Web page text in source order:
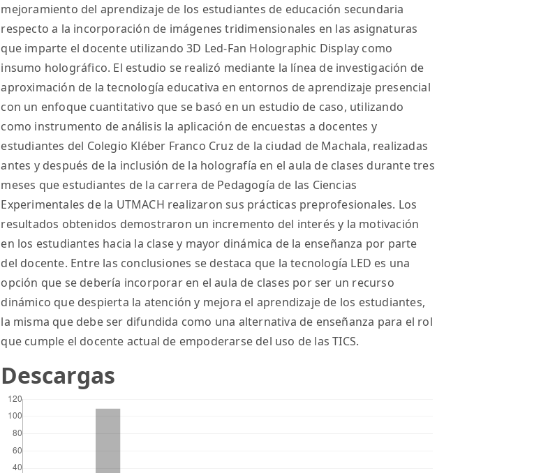
mejoramiento del aprendizaje de los estudiantes de educación secundaria
respecto a la incorporación de imágenes tridimensionales en las asignaturas
que imparte el docente utilizando 3D Led-Fan Holographic Display como
insumo holográfico. El estudio se realizó mediante la línea de investigación de
aproximación de la tecnología educativa en entornos de aprendizaje presencial
con un enfoque cuantitativo que se basó en un estudio de caso, utilizando
como instrumento de análisis la aplicación de encuestas a docentes y
estudiantes del Colegio Kléber Franco Cruz de la ciudad de Machala, realizadas
antes y después de la inclusión de la holografía en el aula de clases durante tres
meses que estudiantes de la carrera de Pedagogía de las Ciencias
Experimentales de la UTMACH realizaron sus prácticas preprofesionales. Los
resultados obtenidos demostraron un incremento del interés y la motivación
en los estudiantes hacia la clase y mayor dinámica de la enseñanza por parte
del docente. Entre las conclusiones se destaca que la tecnología LED es una
opción que se debería incorporar en el aula de clases por ser un recurso
dinámico que despierta la atención y mejora el aprendizaje de los estudiantes,
la misma que debe ser difundida como una alternativa de enseñanza para el rol
que cumple el docente actual de empoderarse del uso de las TICS.
Descargas